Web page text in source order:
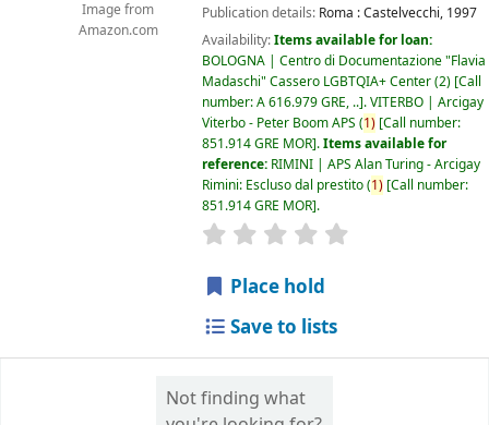
Image from
Amazon.com
Publication details: Roma :Castelvecchi, 1997
Availability:Items available for loan:
BOLOGNA | Centro di Documentazione "Flavia
Madaschi" Cassero LGBTQIA+ Center(2) Call
number:A 616.979 GRE, .. .VITERBO | Arcigay
Viterbo - Peter Boom APS (1) Call number:
851.914 GRE MOR .Items available for
reference: RIMINI | APS Alan Turing - Arcigay
Rimini: Escluso dal prestito(1) Call number:
851.914 GRE MOR .
star rating
Place hold
Save to lists
Not finding what